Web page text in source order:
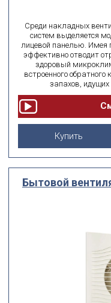
Среди накладных
систем выделяется
лицевой панелью. Имея
эффективно отводит
здоровый
встроенного
запахов,
Купить
Бытовой